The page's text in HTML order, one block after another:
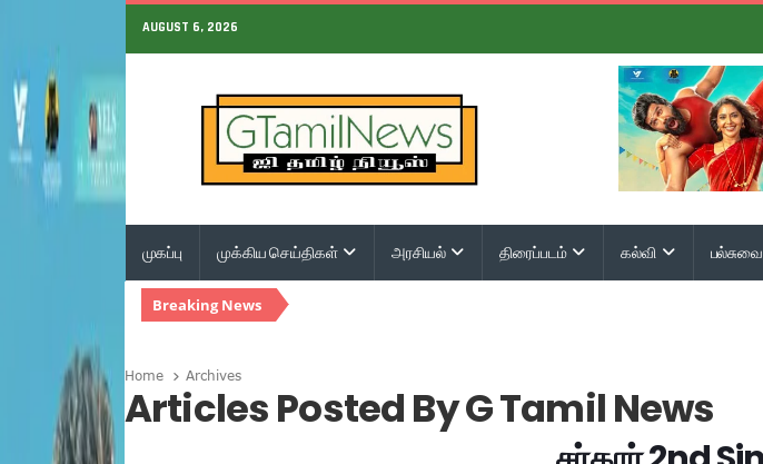
AUGUST 6, 2026
முகப்பு முக்கிய செய்திகள் அரசியல் திரைப்படம் கல்வி பல்சுவை
Breaking News
Home Archives
Articles Posted By G Tamil News